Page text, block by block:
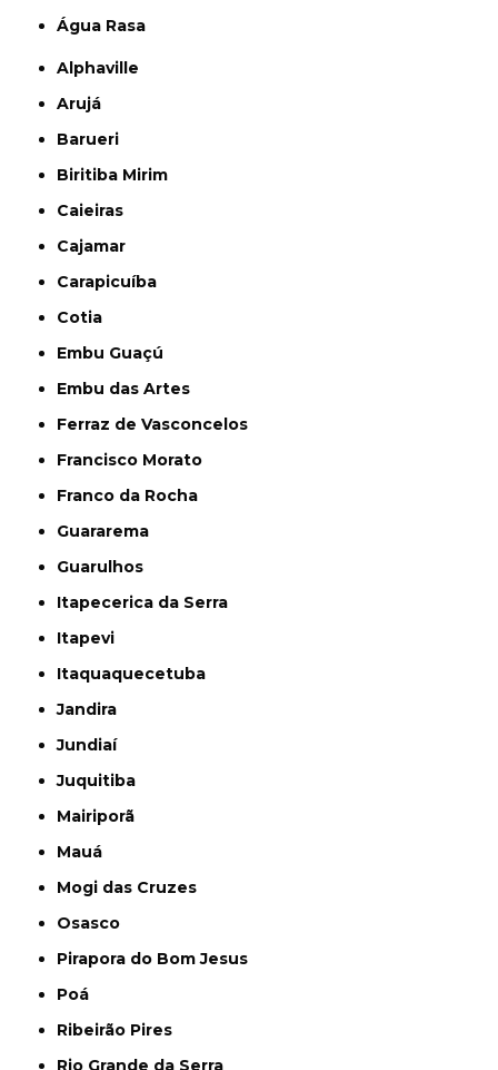
Água Rasa
Alphaville
Arujá
Barueri
Biritiba Mirim
Caieiras
Cajamar
Carapicuíba
Cotia
Embu Guaçú
Embu das Artes
Ferraz de Vasconcelos
Francisco Morato
Franco da Rocha
Guararema
Guarulhos
Itapecerica da Serra
Itapevi
Itaquaquecetuba
Jandira
Jundiaí
Juquitiba
Mairiporã
Mauá
Mogi das Cruzes
Osasco
Pirapora do Bom Jesus
Poá
Ribeirão Pires
Rio Grande da Serra